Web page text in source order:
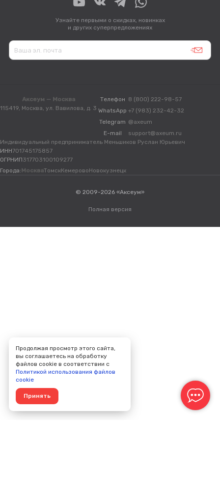
Узнайте первыми о скидках, новинках
и других суперпредложениях
Аксеум — Москва
115419, Москва, ул. Вавилова, д. 3
Телефон 8 (800) 222-98-57
WhatsApp +7 (983) 232-42-32
Telegram @axeum
E-mail
support@axeum.ru
Индивидуальный предприниматель Меньшиков Руслан Юрьевич
ИНН701745175857
ОГРНИП317703100109277
Города: МоскваТомскКемеровоНовокузнецк
© 2009-2026 «Аксеум»
Полная версия
Продолжая просмотр этого сайта,
вы соглашаетесь на обработку
файлов cookie в соответствии с
Политикой использования файлов
cookie
Принять